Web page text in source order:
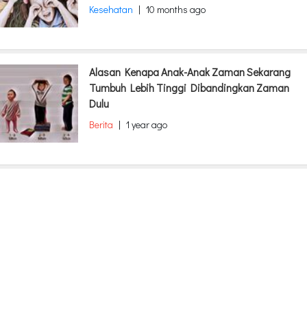
Kesehatan | 10 months ago
Alasan Kenapa Anak-Anak Zaman Sekarang
Tumbuh Lebih Tinggi Dibandingkan Zaman
Dulu
Berita | 1 year ago